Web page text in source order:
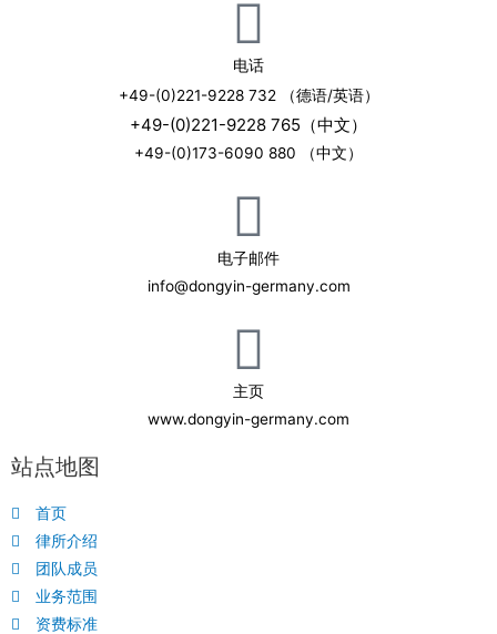
电话
+49-(0)221-9228 732 （德语/英语）
+49-(0)221-9228 765（中文）
+49-(0)173-6090 880 （中文）
电子邮件
info@dongyin-germany.com
主页
www.dongyin-germany.com
站点地图
首页
律所介绍
团队成员
业务范围
资费标准